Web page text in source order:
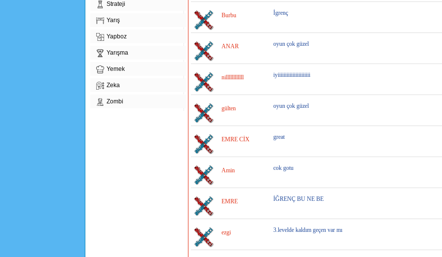
Strateji
Yarış
Yapboz
Yarışma
Yemek
Zeka
Zombi
Burbu İgrenç
ANAR oyun çok güzel
nillllllllllll iyiiiiiiiiiiiiiiiiiiiiii
gülten oyun çok güzel
EMRE CİX great
Amin cok gotu
EMRE İĞRENÇ BU NE BE
ezgi 3.levelde kaldım geçen var mı